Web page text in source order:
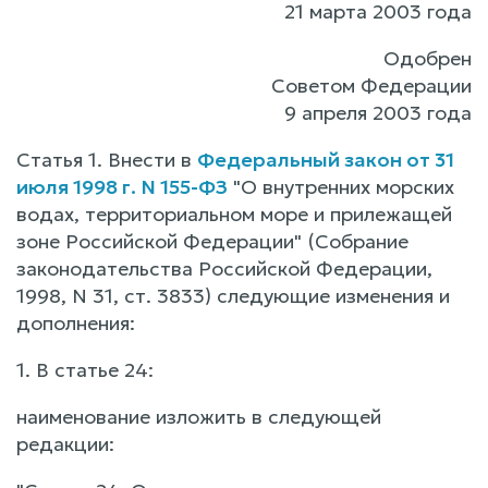
21 марта 2003 года
Одобрен
Советом Федерации
9 апреля 2003 года
Статья 1. Внести в Федеральный закон от 31
июля 1998 г. N 155-ФЗ "О внутренних морских
водах, территориальном море и прилежащей
зоне Российской Федерации" (Собрание
законодательства Российской Федерации,
1998, N 31, ст. 3833) следующие изменения и
дополнения:
1. В статье 24:
наименование изложить в следующей
редакции: